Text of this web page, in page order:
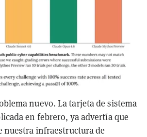
nuevo. La tarjeta de sistema
en febrero, ya advertía que
nuestra infraestructura de